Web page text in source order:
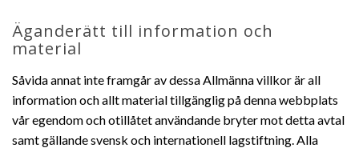
Äganderätt till information och
material
Såvida annat inte framgår av dessa Allmänna villkor är all
information och allt material tillgänglig på denna webbplats
vår egendom och otillåtet användande bryter mot detta avtal
samt gällande svensk och internationell lagstiftning. Alla